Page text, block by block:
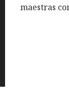
maestras